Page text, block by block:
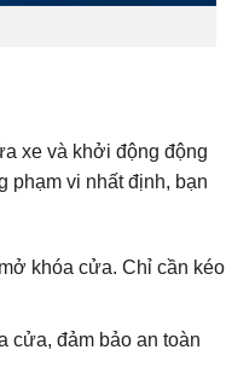
xe và khởi động động
phạm vi nhất định, bạn
khóa cửa. Chỉ cần kéo
cửa, đảm bảo an toàn